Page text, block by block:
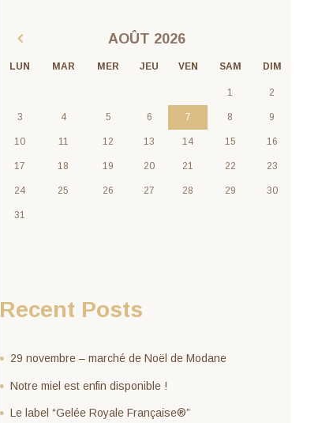
AOÛT 2026
LUN MAR MER JEU VEN SAM DIM
1 2
3 4 5 6 7 8 9
10 11 12 13 14 15 16
17 18 19 20 21 22 23
24 25 26 27 28 29 30
31
Recent Posts
29 novembre – marché de Noël de Modane
Notre miel est enfin disponible !
Le label “Gelée Royale Française®”